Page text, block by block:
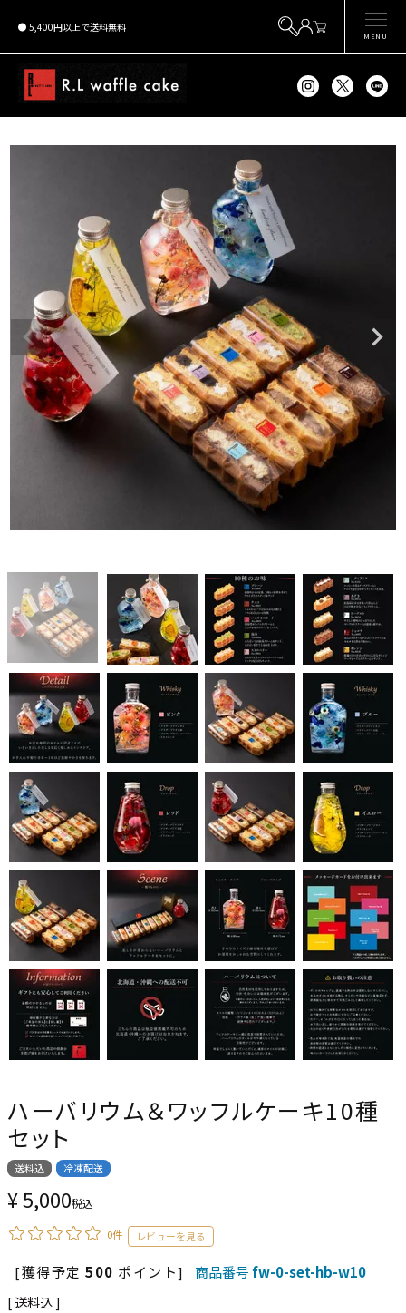
5,400円以上で送料無料
MENU
ハーバリウム＆ワッフルケーキ10種
セット
送料込 冷凍配送
¥5,000税込
0件
[獲得予定 500 ポイント] 商品番号fw-0-set-hb-w10
送料込